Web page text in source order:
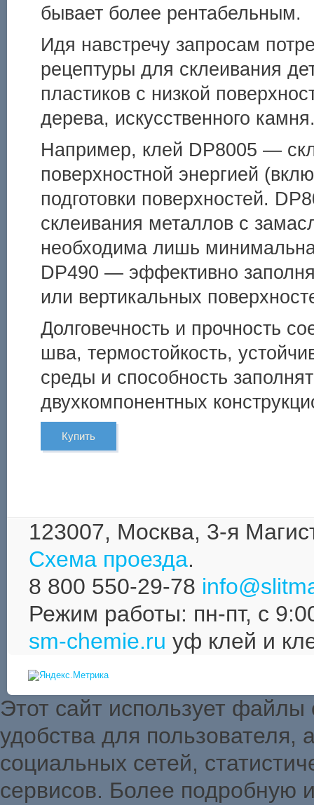
бывает более рентабельным.
Идя навстречу запросам
рецептуры для склеивания
пластиков с низкой
дерева, искусственного
Например, клей DP8005 —
поверхностной энергией
подготовки поверхностей.
склеивания металлов с
необходима лишь
DP490 — эффективно
или вертикальных
Долговечность и прочность
шва, термостойкость,
среды и способность
двухкомпонентных
Купить
123007, Москва, 3-я
Схема проезда.
8 800 550-29-78
Режим работы: пн-пт, с
sm-chemie.ru уф клей и
Этот сайт использует
удобства для
социальных сетей,
сервисов. Более подробную